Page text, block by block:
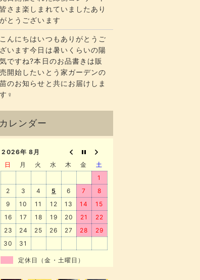
皆さま楽しまれていましたあり
がとうございます
こんにちはいつもありがとうご
ざいます今日は暑いくらいの陽
気ですね?本日のお品書きは販
売開始したいとう家ガーデンの
苗のお知らせと共にお届けしま
す‍♀️
2026年 8月
日
月 火 水 木 金
土
1
2
3 4 5 6 7
8
9
10 11 12 13 14
15
16
17 18 19 20 21
22
23
24 25 26 27 28
29
30
31
定休日（金・土曜日）